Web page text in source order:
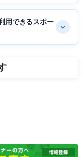
用できるスポー